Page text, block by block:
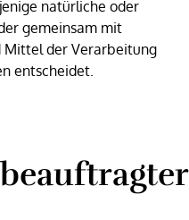
natürliche oder
gemeinsam mit
Mittel der Verarbeitung
entscheidet.